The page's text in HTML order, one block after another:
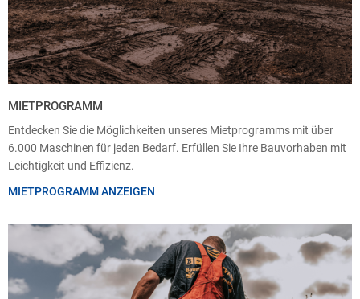
MIETPROGRAMM
Entdecken Sie die Möglichkeiten unseres Mietprogramms mit über
6.000 Maschinen für jeden Bedarf. Erfüllen Sie Ihre Bauvorhaben mit
Leichtigkeit und Effizienz.
MIETPROGRAMM ANZEIGEN